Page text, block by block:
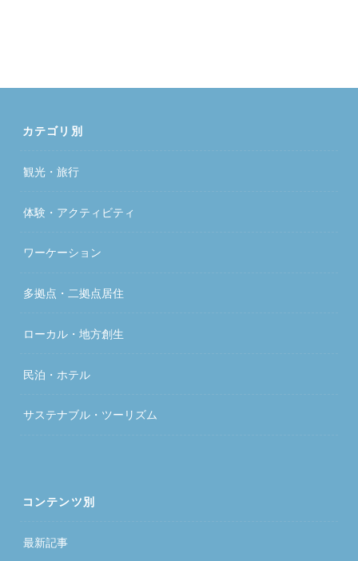
カテゴリ別
観光・旅行
体験・アクティビティ
ワーケーション
多拠点・二拠点居住
ローカル・地方創生
民泊・ホテル
サステナブル・ツーリズム
コンテンツ別
最新記事